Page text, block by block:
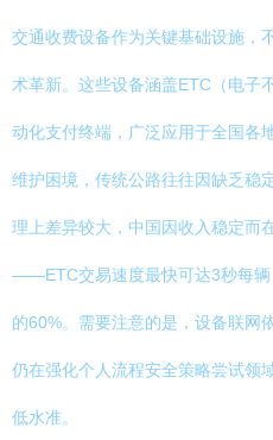
交通收费设备作为关键基础设施，
术革新。这些设备涵盖ETC（电子
动化支付终端，广泛应用于全国各
维护困境，传统公路往往因缺乏稳
理上差异较大，中国因收入稳定而
——ETC交易速度最快可达3秒每辆
的60%。需要注意的是，设备联网
仍在强化个人流程安全策略尝试领
低水准。